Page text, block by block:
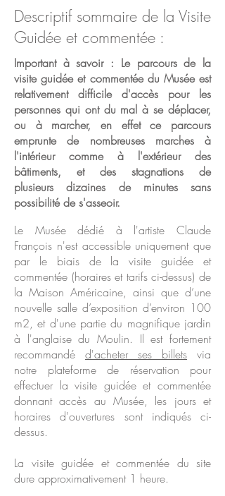
Descriptif sommaire de la Visite
Guidée et commentée :
Important à savoir : Le parcours de la
visite guidée et commentée du Musée est
relativement difficile d'accès pour les
personnes qui ont du mal à se déplacer,
ou à marcher, en effet ce parcours
empruntede nombreuses marches à
l'intérieur comme à l'extérieur des
bâtiments, et des stagnations de
plusieurs dizaines de minutes sans
possibilité de s'asseoir.
Le Musée dédié à l'artiste Claude
François n'est accessible uniquement que
par le biais de la visite guidée et
commentée (horaires et tarifs ci-dessus) de
la Maison Américaine, ainsi que d’une
nouvelle salle d’exposition d’environ 100
m2, et d'une partie du magnifique jardin
à l'anglaise du Moulin. Il est fortement
recommandé d'acheter ses billets via
notre plateforme de réservation pour
effectuer la visite guidée et commentée
donnant accès au Musée, les jours et
horaires d'ouvertures sont indiqués ci-
dessus.
La visite guidée et commentée du site
dure approximativement 1 heure.